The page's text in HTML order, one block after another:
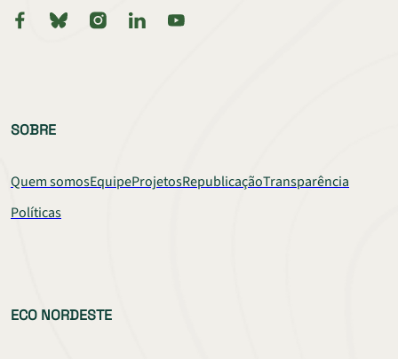
SOBRE
Quem somosEquipeProjetosRepublicaçãoTransparência
Políticas
ECO NORDESTE